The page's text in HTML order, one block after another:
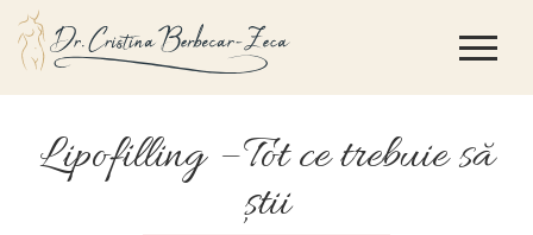
Lipofilling – Tot ce trebuie să
știi